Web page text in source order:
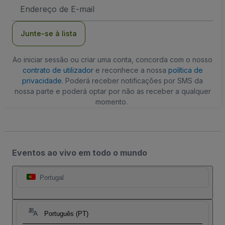
de
Junte-se à lista
Ao iniciar sessão ou criar uma conta, concorda com o nosso
contrato de utilizadore reconhece a nossa política de
privacidade. Poderá receber notificações por SMS da
nossa parte e poderá optar por não as receber a qualquer
momento.
Eventos ao vivo em todo o mundo
Portugal
Português (PT)